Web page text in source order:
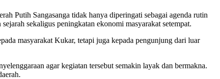
Putih Sangasanga tidak hanya diperingati sebagai agenda rutin
sekaligus peningkatan ekonomi masyarakat setempat.
masyarakat Kukar, tetapi juga kepada pengunjung dari luar
agar kegiatan tersebut semakin layak dan bermakna.